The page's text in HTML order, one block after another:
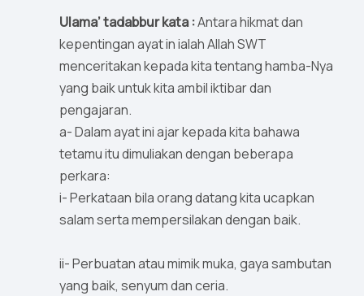
Ulama’ tadabbur kata :Antara hikmat dan
kepentingan ayat in ialah Allah SWT
menceritakan kepada kita tentang hamba-Nya
yang baik untuk kita ambil iktibar dan
pengajaran.
a- Dalam ayat ini ajar kepada kita bahawa
tetamu itu dimuliakan dengan beberapa
perkara:
i- Perkataan bila orang datang kita ucapkan
salam serta mempersilakan dengan baik.
ii- Perbuatan atau mimik muka, gaya sambutan
yang baik, senyum dan ceria.